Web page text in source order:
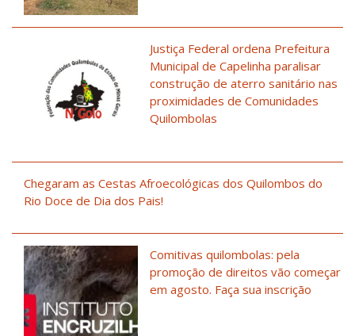
Justiça Federal ordena Prefeitura
Municipal de Capelinha paralisar
construção de aterro sanitário nas
proximidades de Comunidades
Quilombolas
Chegaram as Cestas Afroecológicas dos Quilombos do
Rio Doce de Dia dos Pais!
Comitivas quilombolas: pela
promoção de direitos vão começar
em agosto. Faça sua inscrição